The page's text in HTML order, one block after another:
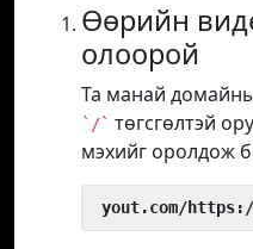
Өөрийн
олоорой
Та манай
`/` төгсгөлтэй
мэхийг оролдож
yout.com/